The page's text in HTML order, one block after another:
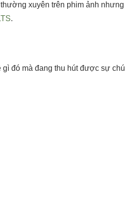
thường xuyên trên phim ảnh
.
đó mà đang thu hút được sự